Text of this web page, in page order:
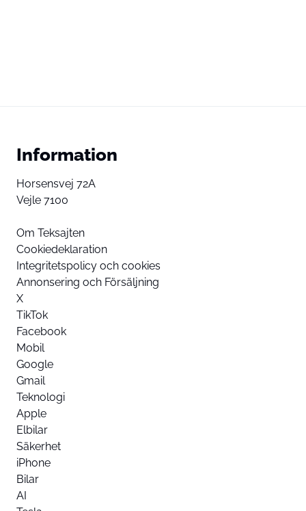
Information
Horsensvej 72A
Vejle 7100
Om Teksajten
Cookiedeklaration
Integritetspolicy och cookies
Annonsering och Försäljning
X
TikTok
Facebook
Mobil
Google
Gmail
Teknologi
Apple
Elbilar
Säkerhet
iPhone
Bilar
AI